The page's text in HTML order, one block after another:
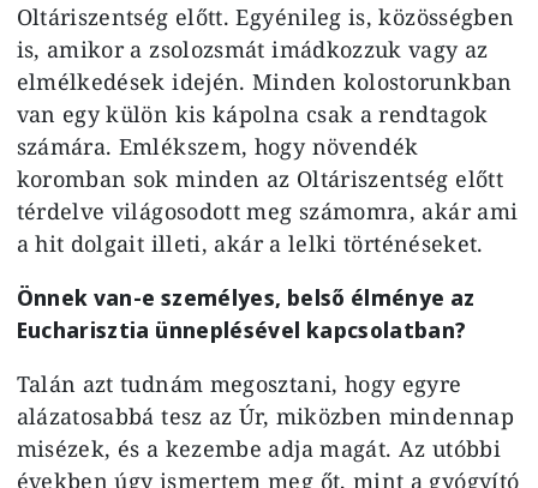
Oltáriszentség előtt. Egyénileg is, közösségben
is, amikor a zsolozsmát imádkozzuk vagy az
elmélkedések idején. Minden kolostorunkban
van egy külön kis kápolna csak a rendtagok
számára. Emlékszem, hogy növendék
koromban sok minden az Oltáriszentség előtt
térdelve világosodott meg számomra, akár ami
a hit dolgait illeti, akár a lelki történéseket.
Önnek van-e személyes, belső élménye az
Eucharisztia ünneplésével kapcsolatban?
Talán azt tudnám megosztani, hogy egyre
alázatosabbá tesz az Úr, miközben mindennap
misézek, és a kezembe adja magát. Az utóbbi
években úgy ismertem meg őt, mint a gyógyító